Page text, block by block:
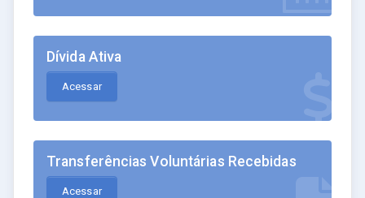
Dívida Ativa
Acessar
Transferências Voluntárias Recebidas
Acessar